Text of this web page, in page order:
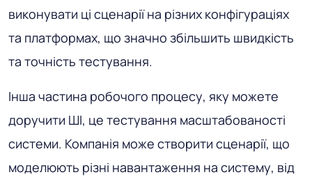
виконувати ці сценарії на різних конфігураціях
та платформах, що значно збільшить швидкість
та точність тестування.
Інша частина робочого процесу, яку можете
доручити ШІ, це тестування масштабованості
системи. Компанія може створити сценарії, що
моделюють різні навантаження на систему, від